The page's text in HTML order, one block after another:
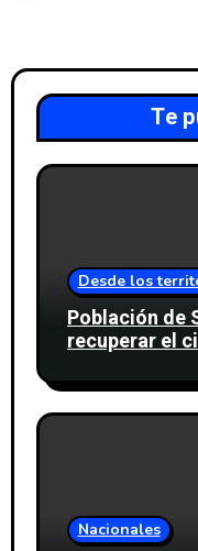
Te
Desde los
Población de
recuperar el
Nacionales